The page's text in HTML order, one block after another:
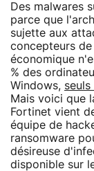
Des malwares
parce que
sujette aux
concepteurs
économique
% des
Windows,
Mais voici que
Fortinet vient
équipe de
ransomware
désireuse
disponible sur